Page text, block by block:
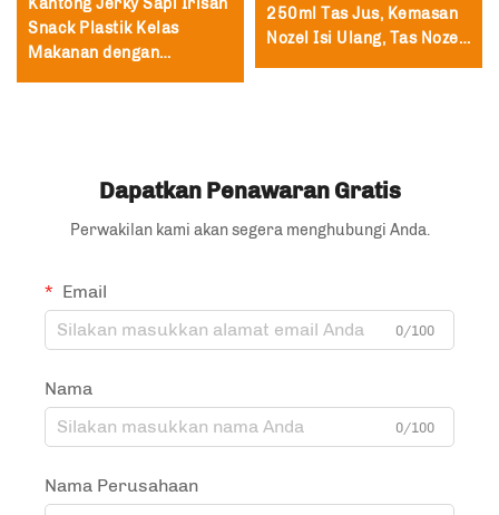
Kantong Jerky Sapi Irisan
Snack Plastik Kelas
Makanan dengan
250ml Tas Jus, Kemasan
Nozel Isi Ulang, Tas Nozel
Dapatkan Penawaran Gratis
Perwakilan kami akan segera menghubungi Anda.
Email
0/100
Nama
0/100
Nama Perusahaan